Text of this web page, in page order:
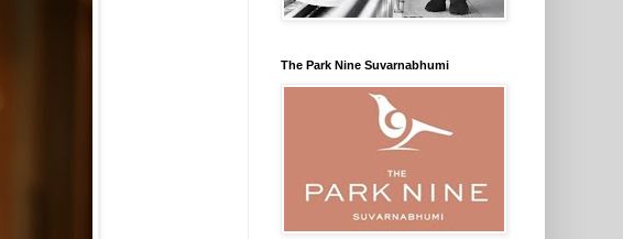
The Park Nine Suvarnabhumi